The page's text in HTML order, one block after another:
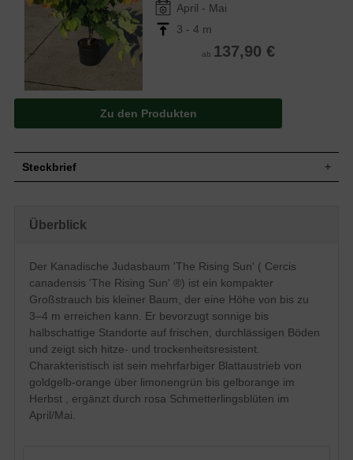
April - Mai
3 - 4 m
ab 137,90 €
Zu den Produkten
Steckbrief
Blatt
Sommergrün, herzförmig, ganzrandig, am
Ende zugespitzt, im Austrieb goldgelb-
orange, dann gelb bis limonengrün, im
Herbst gelborange, ca. 6 cm lang und 5
bis 10 cm breit
Frucht
Braune Hülsenfrucht
Blüte
Rosa, schmetterlingsartig, in Büscheln
Blütezeit
April / Mai
Rinde
Grau bis braungrau
Wurzeln
Tiefwurzler, kräftig
Überblick
Der Kanadische Judasbaum 'The Rising Sun' ( Cercis
canadensis 'The Rising Sun' ®) ist ein kompakter
Großstrauch bis kleiner Baum, der eine Höhe von bis zu
3–4 m erreichen kann. Er bevorzugt sonnige bis
halbschattige Standorte auf frischen, durchlässigen Böden
und zeigt sich hitze- und trockenheitsresistent.
Charakteristisch ist sein mehrfarbiger Blattaustrieb von
goldgelb-orange über limonengrün bis gelborange im
Herbst , ergänzt durch rosa Schmetterlingsblüten im
April/Mai.